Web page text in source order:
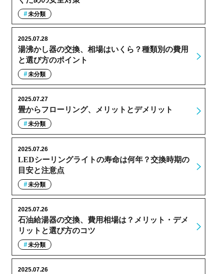
未分類
湯沸かし器の交換、相場はいくら？種類別の費用
と選び方のポイント
2025.07.28
未分類
畳からフローリング、メリットとデメリット
2025.07.27
未分類
LEDシーリングライトの寿命は何年？交換時期の
目安と注意点
2025.07.26
未分類
石油給湯器の交換、費用相場は？メリット・デメ
リットと選び方のコツ
2025.07.26
未分類
2025.07.26